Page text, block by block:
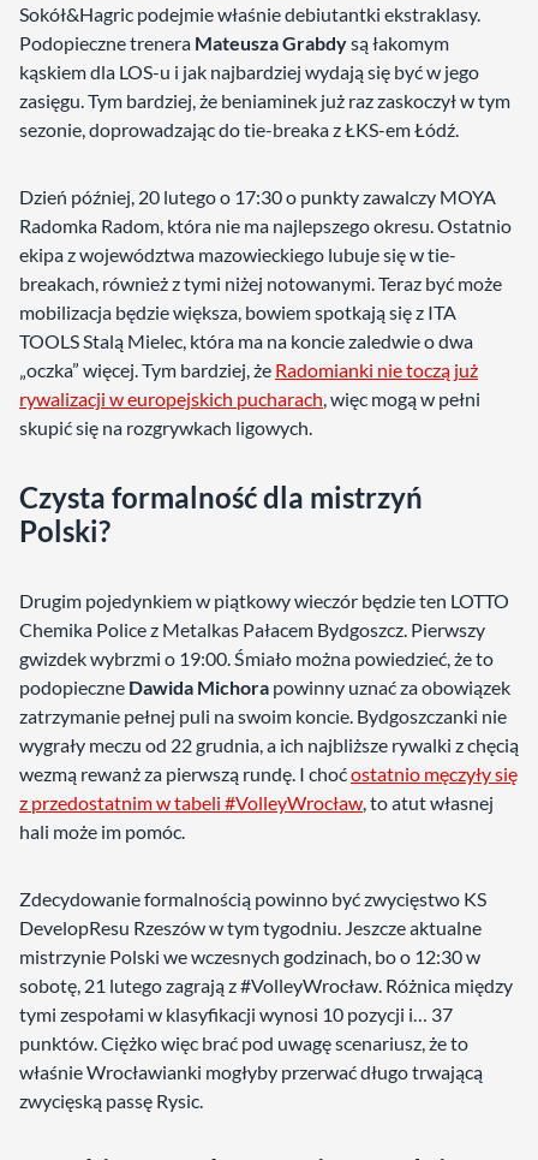
Sokół&Hagric podejmie właśnie debiutantki ekstraklasy.
Podopieczne trenera Mateusza Grabdysą łakomym
kąskiem dla LOS-u i jak najbardziej wydają się być w jego
zasięgu. Tym bardziej, że beniaminek już raz zaskoczył w tym
sezonie, doprowadzając do tie-breaka z ŁKS-em Łódź.
Dzień później, 20 lutego o 17:30 o punkty zawalczy MOYA
Radomka Radom, która nie ma najlepszego okresu. Ostatnio
ekipa z województwa mazowieckiego lubuje się w tie-
breakach, również z tymi niżej notowanymi. Teraz być może
mobilizacja będzie większa, bowiem spotkają się z ITA
TOOLS Stalą Mielec, która ma na koncie zaledwie o dwa
„oczka” więcej. Tym bardziej, że Radomianki nie toczą już
rywalizacji w europejskich pucharach, więc mogą w pełni
skupić się na rozgrywkach ligowych.
Czysta formalność dla mistrzyń
Polski?
Drugim pojedynkiem w piątkowy wieczór będzie ten LOTTO
Chemika Police z Metalkas Pałacem Bydgoszcz. Pierwszy
gwizdek wybrzmi o 19:00. Śmiało można powiedzieć, że to
podopieczne Dawida Michora powinny uznać za obowiązek
zatrzymanie pełnej puli na swoim koncie. Bydgoszczanki nie
wygrały meczu od 22 grudnia, a ich najbliższe rywalki z chęcią
wezmą rewanż za pierwszą rundę. I choćostatnio męczyły się
z przedostatnim w tabeli #VolleyWrocław, to atut własnej
hali może im pomóc.
Zdecydowanie formalnością powinno być zwycięstwo KS
DevelopResu Rzeszów w tym tygodniu. Jeszcze aktualne
mistrzynie Polski we wczesnych godzinach, bo o 12:30 w
sobotę, 21 lutego zagrają z #VolleyWrocław. Różnica między
tymi zespołami w klasyfikacji wynosi 10 pozycji i… 37
punktów. Ciężko więc brać pod uwagę scenariusz, że to
właśnie Wrocławianki mogłyby przerwać długo trwającą
zwycięską passę Rysic.